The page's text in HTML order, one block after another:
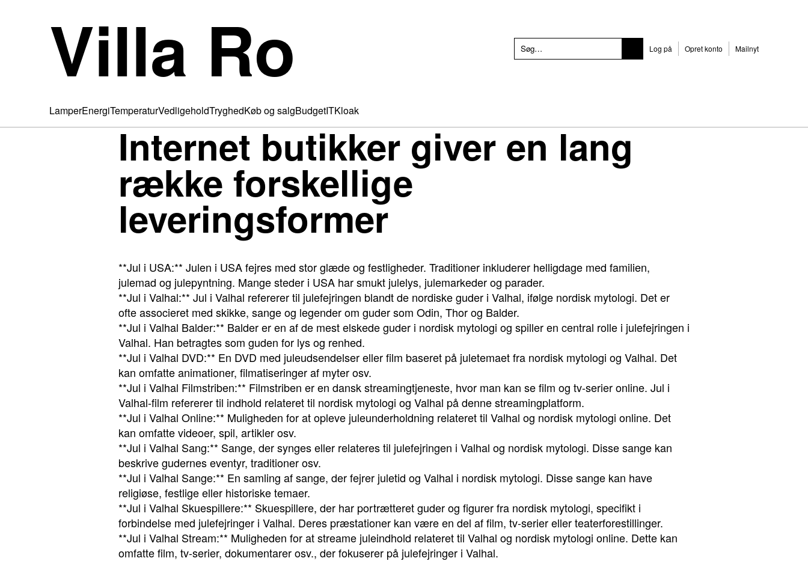
Villa Ro Log på Opret konto Mailnyt
LamperEnergiTemperaturVedligeholdTryghedKøb og salgBudgetITKloak
Internet butikker giver en lang
række forskellige
leveringsformer
**Jul i USA:** Julen i USA fejres med stor glæde og festligheder. Traditioner inkluderer helligdage med familien,
julemad og julepyntning. Mange steder i USA har smukt julelys, julemarkeder og parader.
**Jul i Valhal:** Jul i Valhal refererer til julefejringen blandt de nordiske guder i Valhal, ifølge nordisk mytologi. Det er
ofte associeret med skikke, sange og legender om guder som Odin, Thor og Balder.
**Jul i Valhal Balder:** Balder er en af de mest elskede guder i nordisk mytologi og spiller en central rolle i julefejringen i
Valhal. Han betragtes som guden for lys og renhed.
**Jul i Valhal DVD:** En DVD med juleudsendelser eller film baseret på juletemaet fra nordisk mytologi og Valhal. Det
kan omfatte animationer, filmatiseringer af myter osv.
**Jul i Valhal Filmstriben:** Filmstriben er en dansk streamingtjeneste, hvor man kan se film og tv-serier online. Jul i
Valhal-film refererer til indhold relateret til nordisk mytologi og Valhal på denne streamingplatform.
**Jul i Valhal Online:** Muligheden for at opleve juleunderholdning relateret til Valhal og nordisk mytologi online. Det
kan omfatte videoer, spil, artikler osv.
**Jul i Valhal Sang:** Sange, der synges eller relateres til julefejringen i Valhal og nordisk mytologi. Disse sange kan
beskrive gudernes eventyr, traditioner osv.
**Jul i Valhal Sange:** En samling af sange, der fejrer juletid og Valhal i nordisk mytologi. Disse sange kan have
religiøse, festlige eller historiske temaer.
**Jul i Valhal Skuespillere:** Skuespillere, der har portrætteret guder og figurer fra nordisk mytologi, specifikt i
forbindelse med julefejringer i Valhal. Deres præstationer kan være en del af film, tv-serier eller teaterforestillinger.
**Jul i Valhal Stream:** Muligheden for at streame juleindhold relateret til Valhal og nordisk mytologi online. Dette kan
omfatte film, tv-serier, dokumentarer osv., der fokuserer på julefejringer i Valhal.